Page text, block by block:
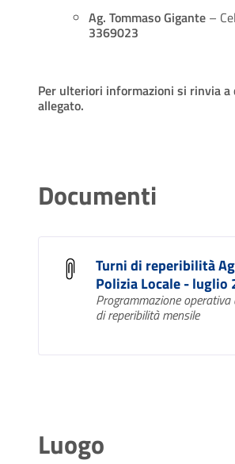
Ag. Tommaso Gigante –
3369023
Per ulteriori informazioni si rinvia a
allegato.
Documenti
Turni di reperibilità
Polizia Locale - luglio
Programmazione operativa
di reperibilità mensile
Luogo